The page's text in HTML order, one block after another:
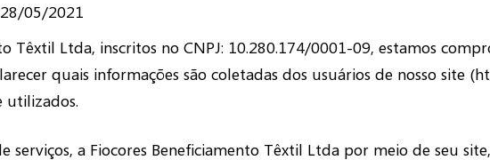
28/05/2021
Têxtil Ltda, inscritos no CNPJ: 10.280.174/0001-09, estamos
quais informações são coletadas dos usuários de nosso site
utilizados.
serviços, a Fiocores Beneficiamento Têxtil Ltda por meio de seu